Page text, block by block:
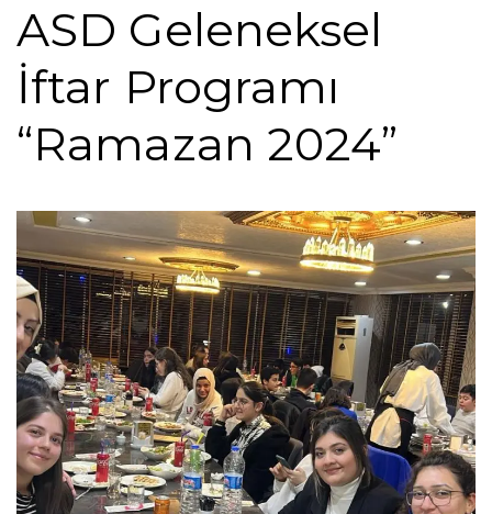
ASD Geleneksel
İftar Programı
“Ramazan 2024”